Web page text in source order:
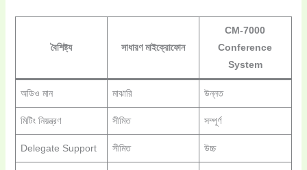
বৈশিষ্ট্য সাধারণ মাইক্রোফোন
CM-7000
Conference
System
অডিও মান মাঝারি উন্নত
মিটিং নিয়ন্ত্রণ সীমিত সম্পূর্ণ
Delegate Support সীমিত উচ্চ